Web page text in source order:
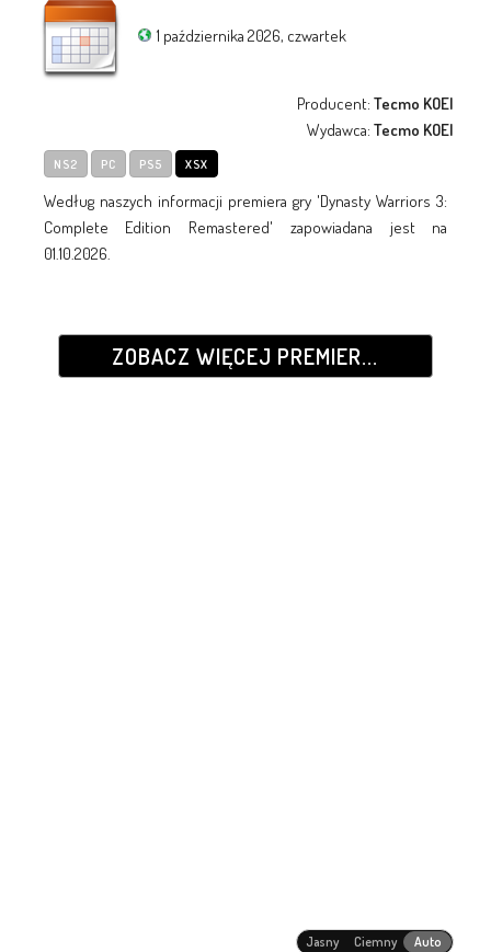
1 października 2026, czwartek
Producent:Tecmo KOEI
Wydawca:Tecmo KOEI
NS2 PC PS5 XSX
Według naszych informacji premiera gry 'Dynasty Warriors 3:
Complete Edition Remastered' zapowiadana jest na
01.10.2026.
ZOBACZ WIĘCEJ PREMIER...
Jasny Ciemny Auto